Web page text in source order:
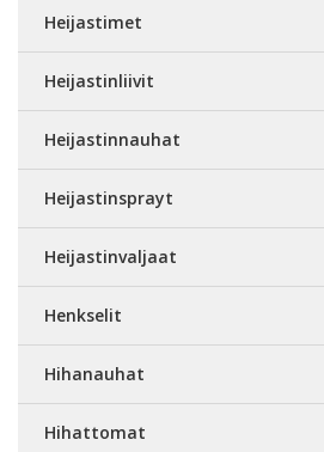
Heijastimet
Heijastinliivit
Heijastinnauhat
Heijastinsprayt
Heijastinvaljaat
Henkselit
Hihanauhat
Hihattomat